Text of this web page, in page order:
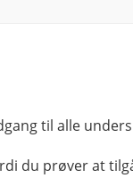
til alle
du prøver at